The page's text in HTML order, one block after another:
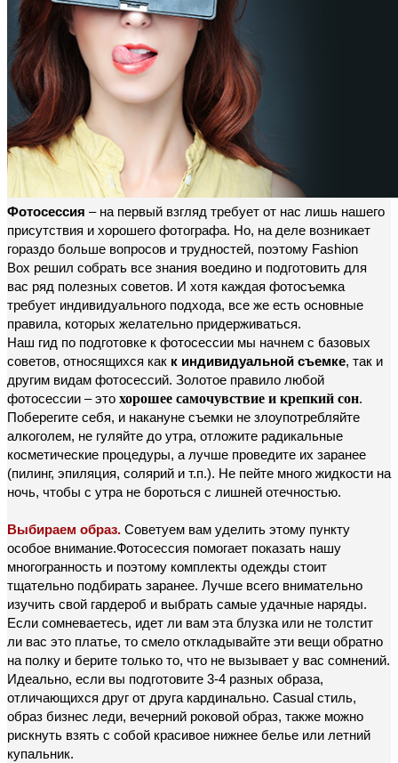
Фотосессия – на первый взгляд требует от нас лишь нашего
присутствия и хорошего фотографа. Но, на деле возникает
гораздо больше вопросов и трудностей, поэтому Fashion
Box решил собрать все знания воедино и подготовить для
вас ряд полезных советов. И хотя каждая фотосъемка
требует индивидуального подхода, все же есть основные
правила, которых желательно придерживаться.
Наш гид по подготовке к фотосессии мы начнем с базовых
советов, относящихся как к индивидуальной съемке, так и
другим видам фотосессий. Золотое правило любой
фотосессии – это хорошее самочувствие и крепкий сон.
Поберегите себя, и накануне съемки не злоупотребляйте
алкоголем, не гуляйте до утра, отложите радикальные
косметические процедуры, а лучше проведите их заранее
(пилинг, эпиляция, солярий и т.п.). Не пейте много жидкости на
ночь, чтобы с утра не бороться с лишней отечностью.
Выбираем образ. Советуем вам уделить этому пункту
особое внимание.Фотосессия помогает показать нашу
многогранность и поэтому комплекты одежды стоит
тщательно подбирать заранее. Лучше всего внимательно
изучить свой гардероб и выбрать самые удачные наряды.
Если сомневаетесь, идет ли вам эта блузка или не толстит
ли вас это платье, то смело откладывайте эти вещи обратно
на полку и берите только то, что не вызывает у вас сомнений.
Идеально, если вы подготовите 3-4 разных образа,
отличающихся друг от друга кардинально. Casual стиль,
образ бизнес леди, вечерний роковой образ, также можно
рискнуть взять с собой красивое нижнее белье или летний
купальник.